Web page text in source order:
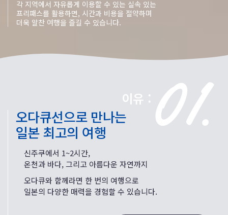
각 지역에서 자유롭게 이용할 수 있는 실속 있는
프리패스를 활용하면, 시간과 비용을 절약하며
더욱 알찬 여행을 즐길 수 있습니다.
오다큐선으로 만나는
일본 최고의 여행
이유 :
신주쿠에서 1~2시간,
온천과 바다, 그리고 아름다운 자연까지
오다큐와 함께라면 한 번의 여행으로
일본의 다양한 매력을 경험할 수 있습니다.